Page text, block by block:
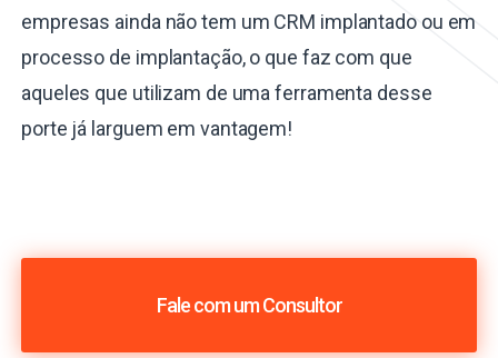
empresas ainda não tem um CRM implantado ou em
processo de implantação, o que faz com que
aqueles que utilizam de uma ferramenta desse
porte já larguem em vantagem!
Fale com um Consultor